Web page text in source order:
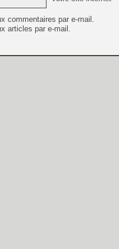
commentaires par e-mail.
articles par e-mail.